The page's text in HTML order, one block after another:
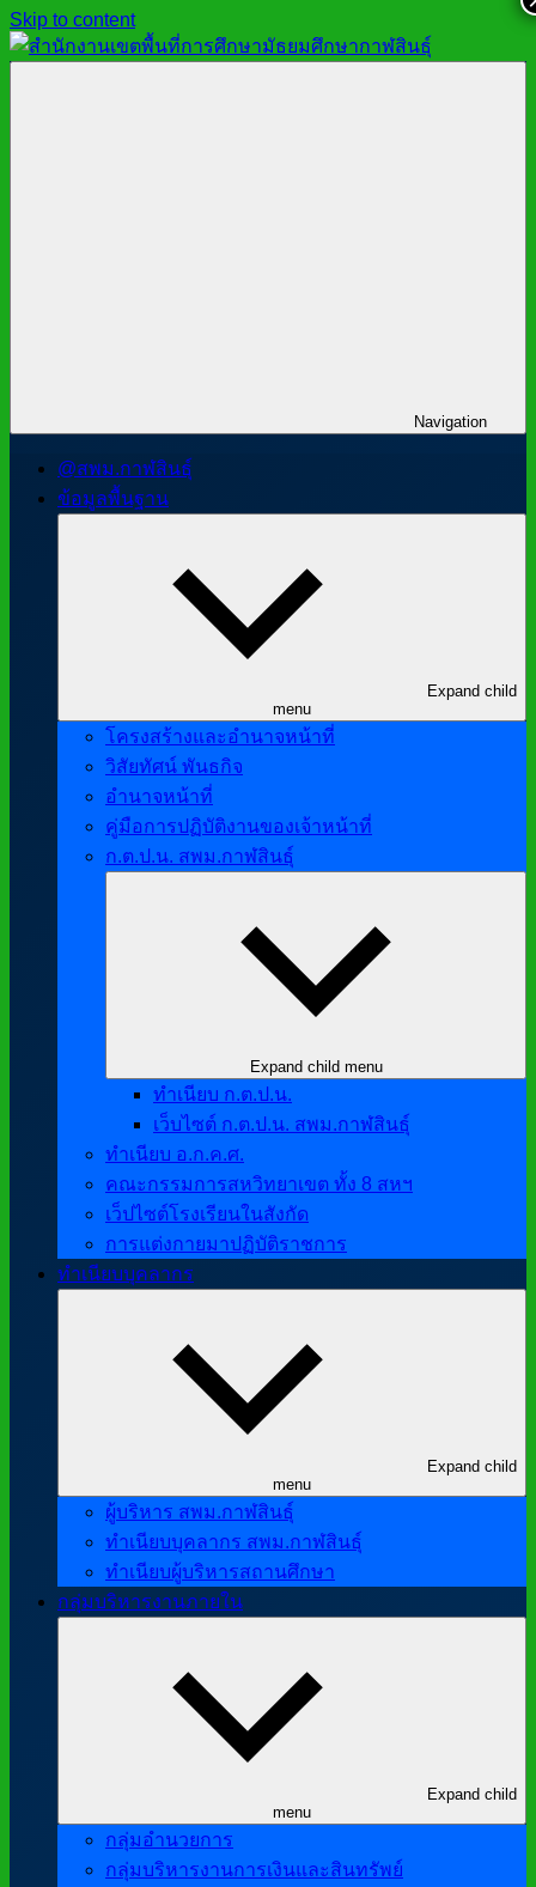
Skip to content
Navigation
@สพม.กาฬสินธุ์
ข้อมูลพื้นฐาน
Expand child
menu
โครงสร้างและอำนาจหน้าที่
วิสัยทัศน์ พันธกิจ
อำนาจหน้าที่
คู่มือการปฏิบัติงานของเจ้าหน้าที่
ก.ต.ป.น. สพม.กาฬสินธุ์
Expand child menu
ทำเนียบ ก.ต.ป.น.
เว็บไซต์ ก.ต.ป.น. สพม.กาฬสินธุ์
ทำเนียบ อ.ก.ค.ศ.
คณะกรรมการสหวิทยาเขต ทั้ง 8 สหฯ
เว็ปไซต์โรงเรียนในสังกัด
การแต่งกายมาปฏิบัติราชการ
ทำเนียบบุคลากร
Expand child
menu
ผู้บริหาร สพม.กาฬสินธุ์
ทำเนียบบุคลากร สพม.กาฬสินธุ์
ทำเนียบผู้บริหารสถานศึกษา
กลุ่มบริหารงานภายใน
Expand child
menu
กลุ่มอำนวยการ
กลุ่มบริหารงานการเงินและสินทรัพย์